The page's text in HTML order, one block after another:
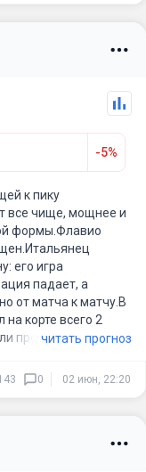
-5%
к пику
все чище, мощнее и
формы.Флавио
его игра
падает, а
от матча к матчу.В
корте всего 2
провел тяжелый
тай-брейке,
читать прогноз
0 02 июн, 22:20